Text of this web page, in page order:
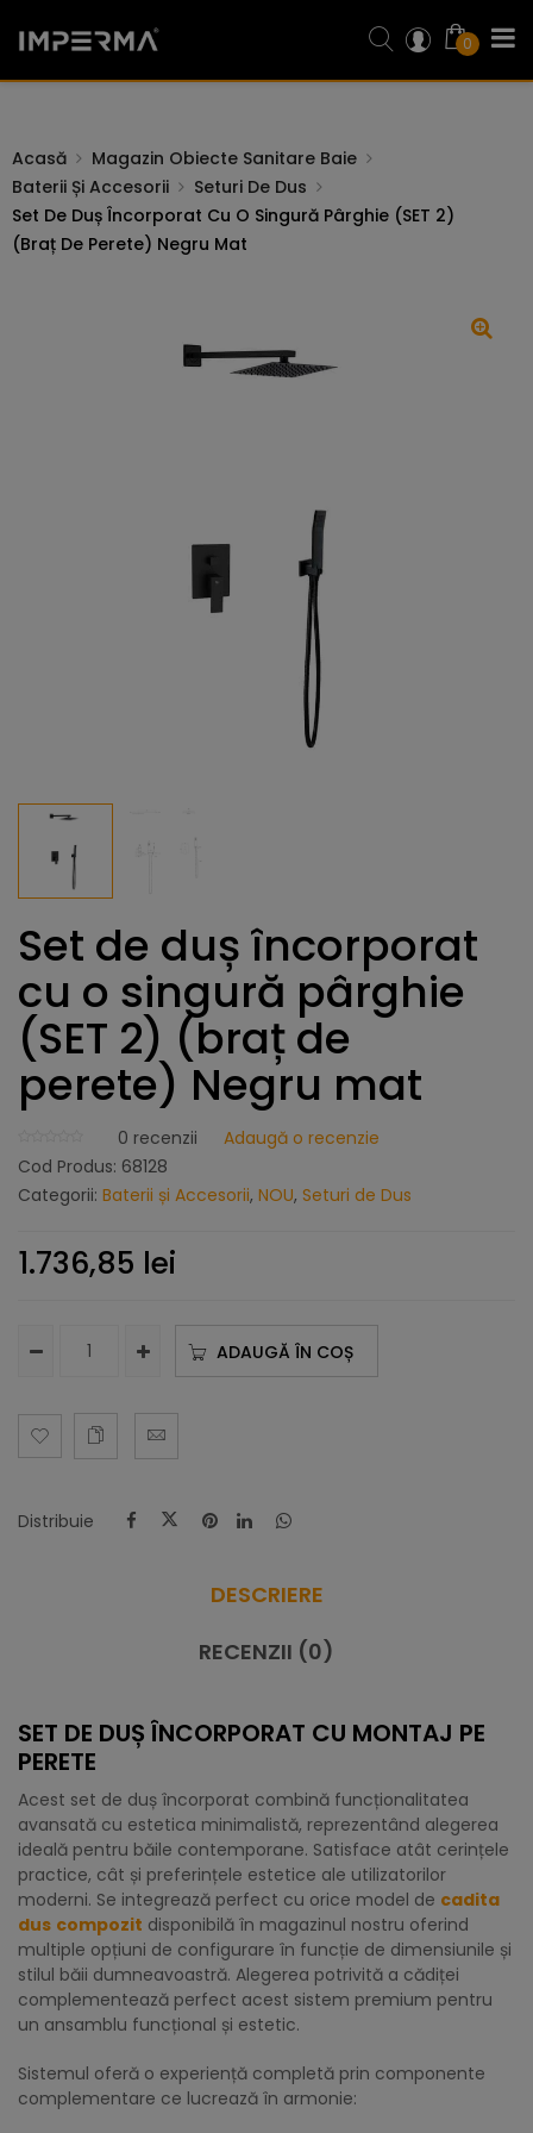
0
Acasă
Magazin Obiecte Sanitare Baie
Baterii Și Accesorii
Seturi De Dus
Set De Duș Încorporat Cu O Singură Pârghie (SET 2)
(braț De Perete) Negru Mat
Set de duș încorporat
cu o singură pârghie
(SET 2) (braț de
perete) Negru mat
0 recenzii
Adaugă o recenzie
Cod Produs: 68128
Categorii: Baterii și Accesorii, NOU, Seturi de Dus
1.736,85 lei
ADAUGĂ ÎN COȘ
Distribuie
DESCRIERE
RECENZII (0)
SET DE DUȘ ÎNCORPORAT CU MONTAJ PE
PERETE
Acest set de duș încorporat combină funcționalitatea
avansată cu estetica minimalistă, reprezentând alegerea
ideală pentru băile contemporane. Satisface atât cerințele
practice, cât și preferințele estetice ale utilizatorilor
moderni. Se integrează perfect cu orice model de cadita
dus compozit disponibilă în magazinul nostru oferind
multiple opțiuni de configurare în funcție de dimensiunile și
stilul băii dumneavoastră. Alegerea potrivită a cădiței
complementează perfect acest sistem premium pentru
un ansamblu funcțional și estetic.
Sistemul oferă o experiență completă prin componente
complementare ce lucrează în armonie: